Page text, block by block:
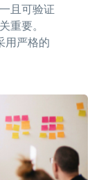
且可验证
重要。
用严格的